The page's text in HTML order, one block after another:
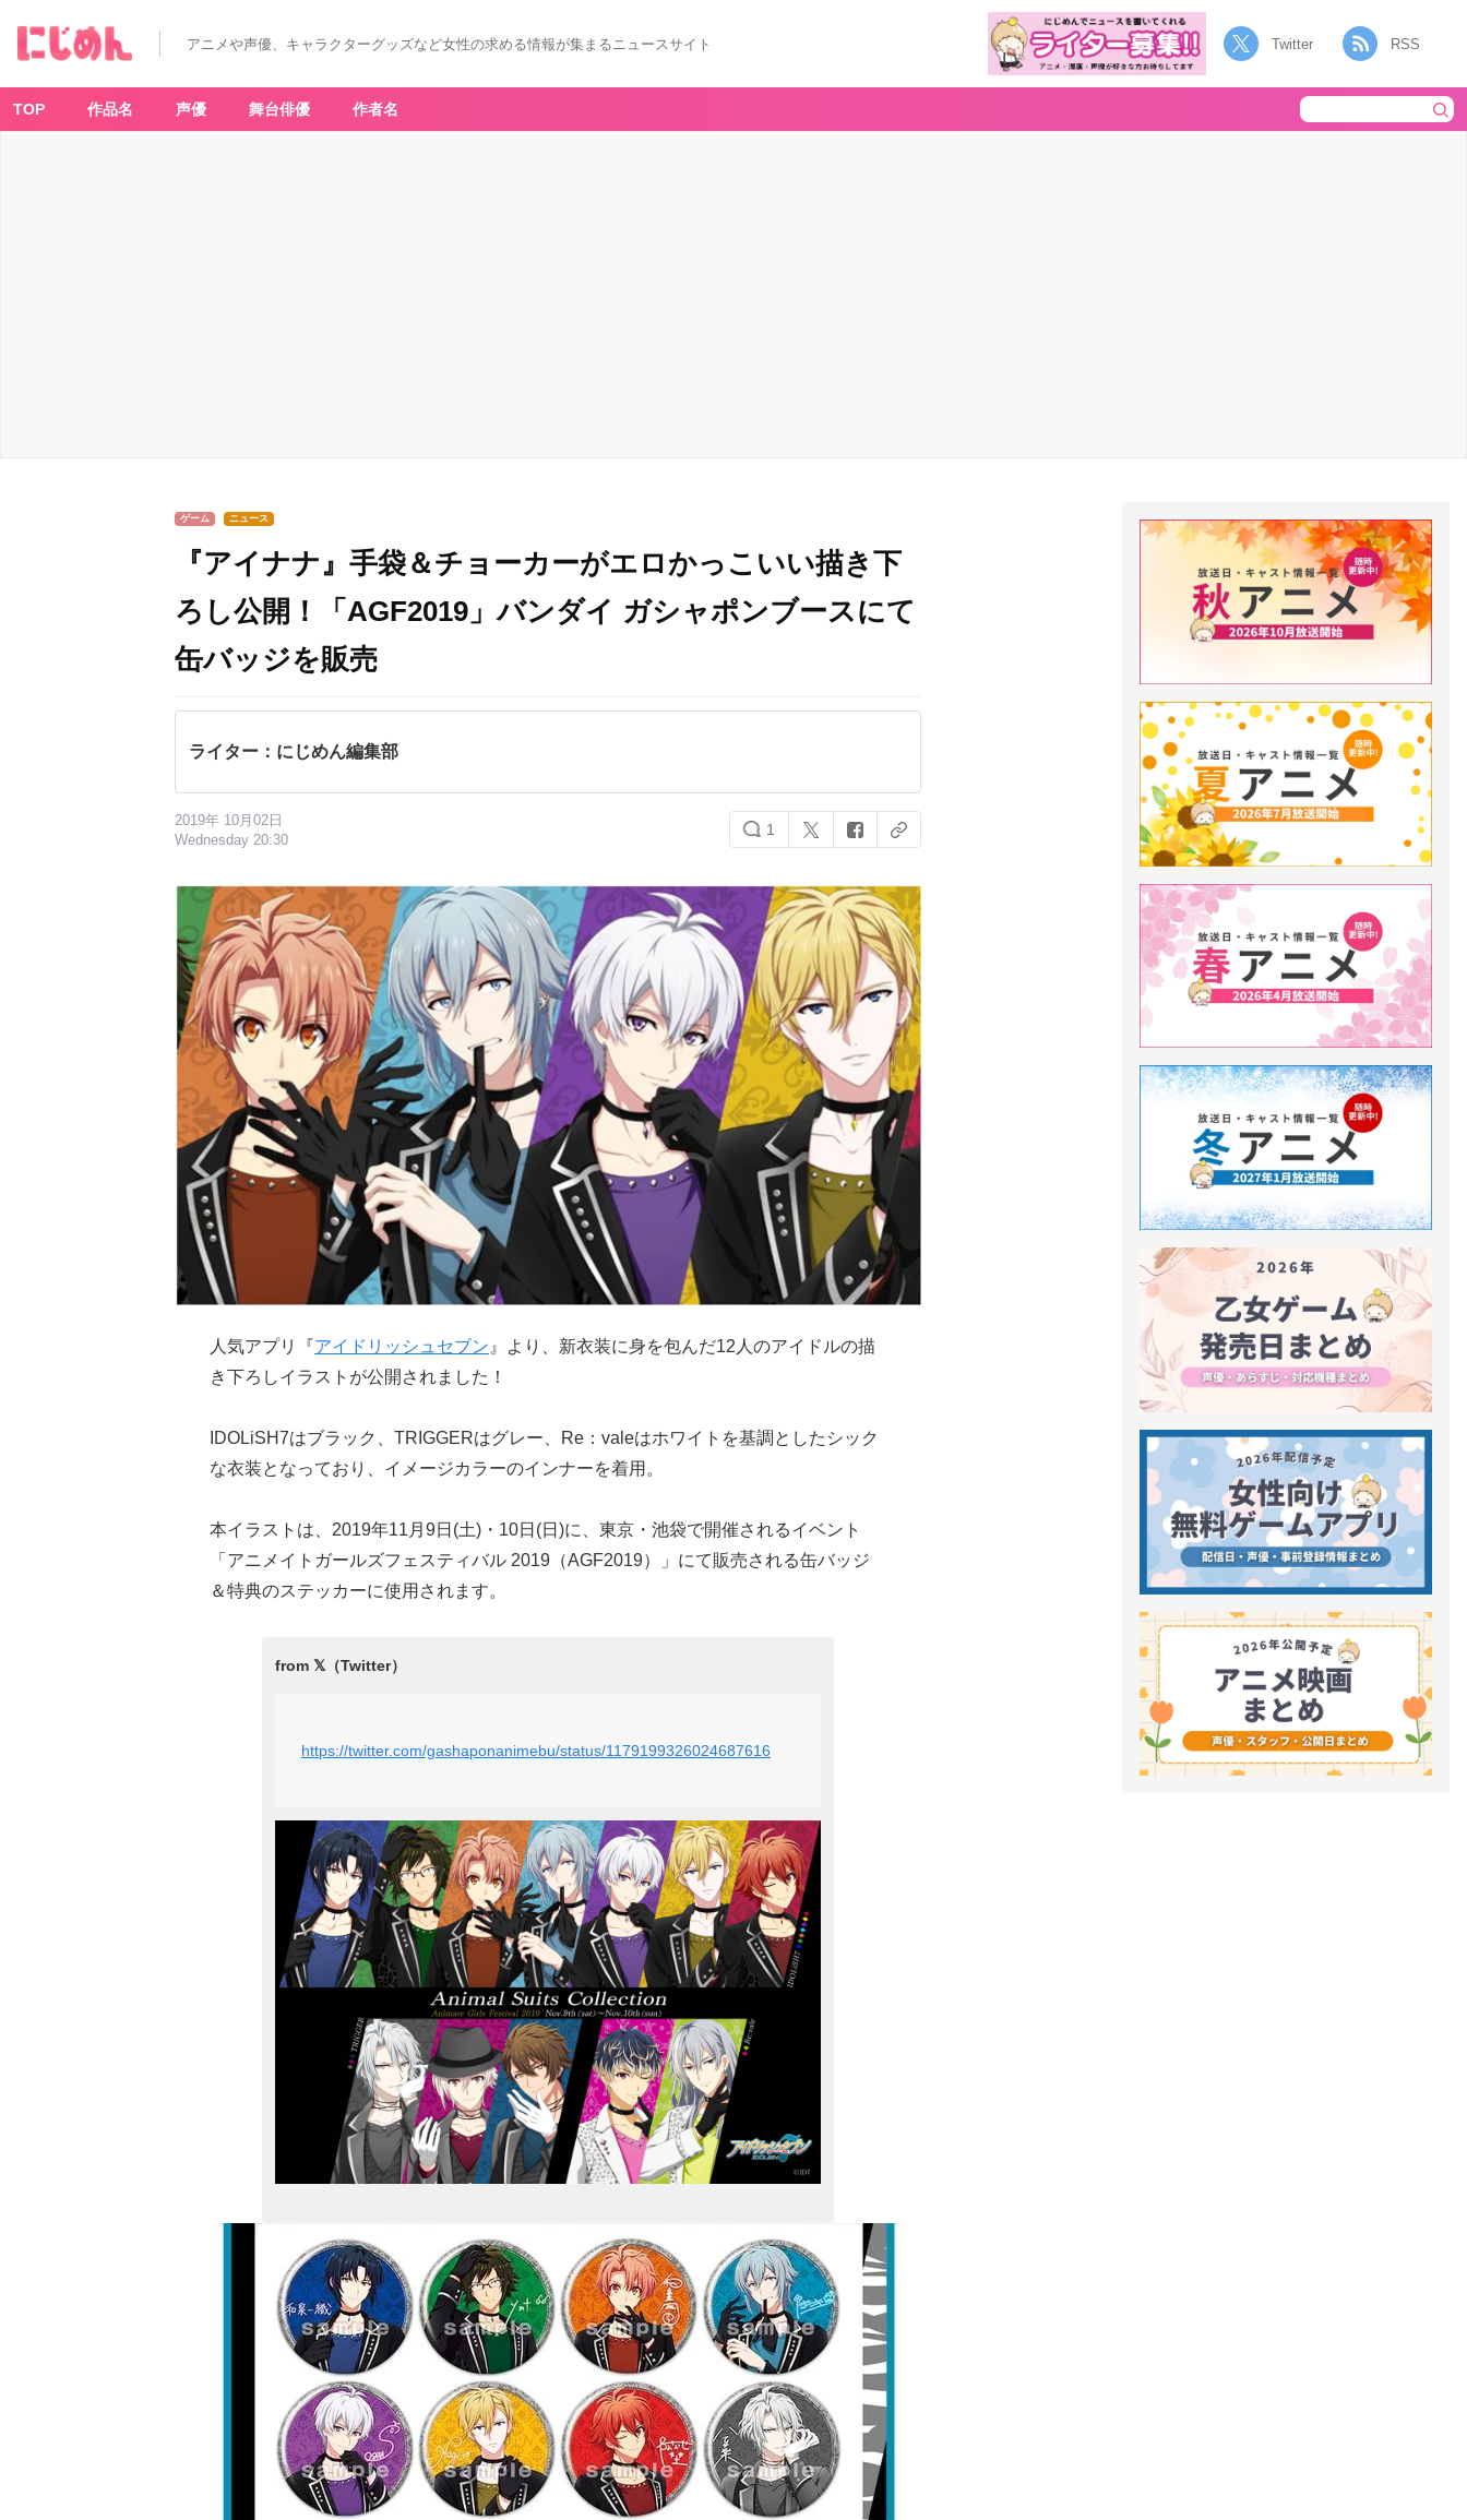
アニメや声優、キャラクターグッズなど女性の求める情報が集まるニュースサイト Twitter RSS
TOP 作品名 声優 舞台俳優 作者名
ゲーム ニュース
『アイナナ』手袋＆チョーカーがエロかっこいい描き下
ろし公開！「AGF2019」バンダイ ガシャポンブースにて
缶バッジを販売
ライター：にじめん編集部
2019年 10月02日
Wednesday 20:30
1
人気アプリ『アイドリッシュセブン 』より、新衣装に身を包んだ12人のアイドルの描
き下ろしイラストが公開されました！
IDOLiSH7はブラック、TRIGGERはグレー、Re：valeはホワイトを基調としたシック
な衣装となっており、イメージカラーのインナーを着用。
本イラストは、2019年11月9日(土)・10日(日)に、東京・池袋で開催されるイベント
「アニメイトガールズフェスティバル 2019（AGF2019）」にて販売される缶バッジ
＆特典のステッカーに使用されます。
https://twitter.com/gashaponanimebu/status/1179199326024687616